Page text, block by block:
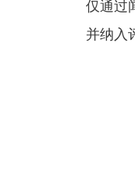
仅通过
并纳入